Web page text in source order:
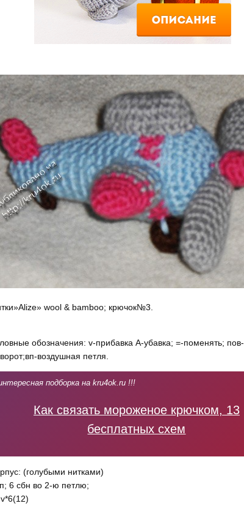
wool & bamboo; крючок№3.
обозначения: v-прибавка А-убавка; =-поменять; пов-
воздушная петля.
подборка на kru4ok.ru !!!
Как связать мороженое крючком, 13
бесплатных схем
(голубыми нитками)
6 сбн во 2-ю петлю;